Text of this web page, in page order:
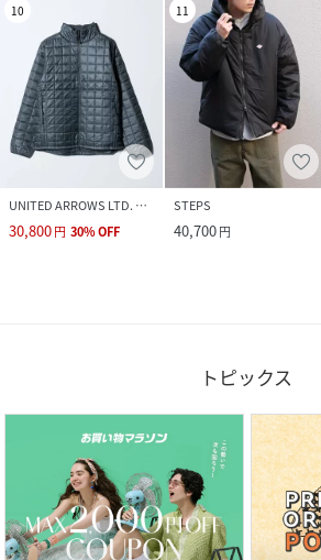
10
UNITED ARROWS LTD. OUTLET
30,800円 30%OFF
11
STEPS
40,700円
トピックス